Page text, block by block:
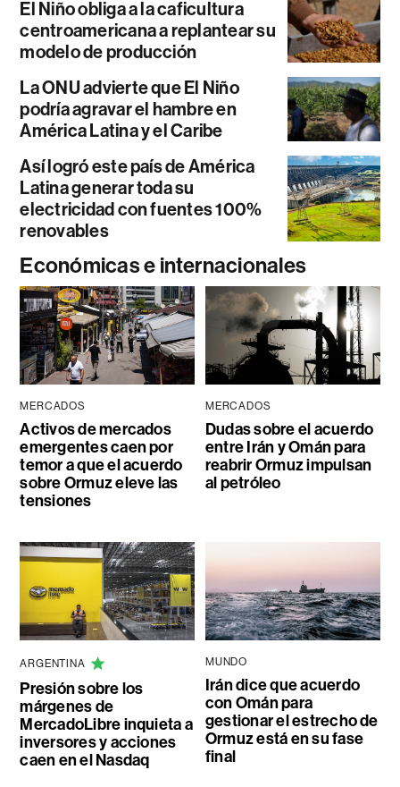
El Niño obliga a la caficultura
centroamericana a replantear su
modelo de producción
La ONU advierte que El Niño
podría agravar el hambre en
América Latina y el Caribe
Así logró este país de América
Latina generar toda su
electricidad con fuentes 100%
renovables
Económicas e internacionales
MERCADOS
Activos de mercados
emergentes caen por
temor a que el acuerdo
sobre Ormuz eleve las
tensiones
MERCADOS
Dudas sobre el acuerdo
entre Irán y Omán para
reabrir Ormuz impulsan
al petróleo
ARGENTINA
Presión sobre los
márgenes de
MercadoLibre inquieta a
inversores y acciones
caen en el Nasdaq
MUNDO
Irán dice que acuerdo
con Omán para
gestionar el estrecho de
Ormuz está en su fase
final